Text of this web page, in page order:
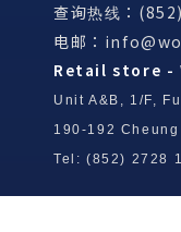
查询热线：
电邮：
Retail store -
Unit A&B, 1/F,
190-192
Tel: (852) 2728